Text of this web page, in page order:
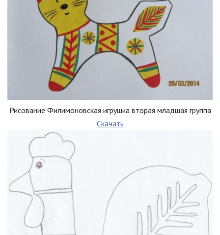
Рисование Филимоновская игрушка вторая младшая группа
Скачать